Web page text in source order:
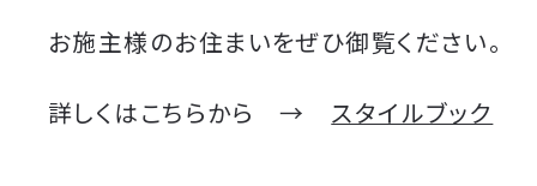
お施主様のお住まいをぜひ御覧ください。
詳しくはこちらから → スタイルブック